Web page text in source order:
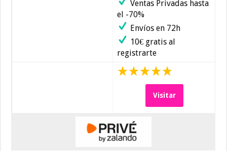
Ventas Privadas hasta
el -70%
Envíos en 72h
10€ gratis al
registrarte
Visitar